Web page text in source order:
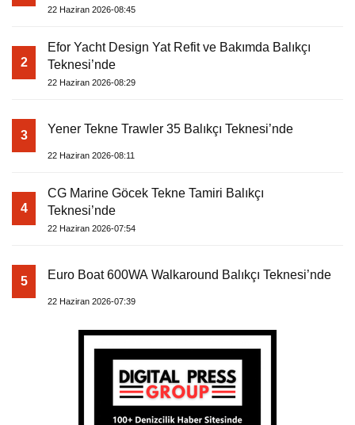
22 Haziran 2026-08:45
2
Efor Yacht Design Yat Refit ve Bakımda Balıkçı
Teknesi’nde
22 Haziran 2026-08:29
3 Yener Tekne Trawler 35 Balıkçı Teknesi’nde
22 Haziran 2026-08:11
4
CG Marine Göcek Tekne Tamiri Balıkçı
Teknesi’nde
22 Haziran 2026-07:54
5 Euro Boat 600WA Walkaround Balıkçı Teknesi’nde
22 Haziran 2026-07:39